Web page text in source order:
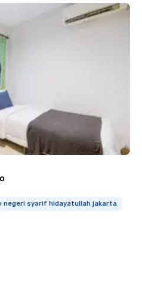
negeri syarif hidayatullah jakarta